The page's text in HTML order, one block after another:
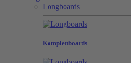
Longboards
Komplettboards